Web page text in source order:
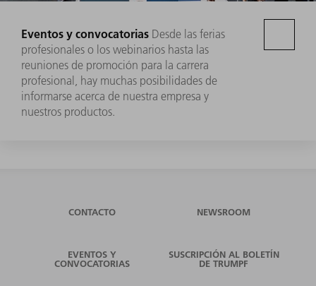
Eventos y convocatorias Desde las ferias
profesionales o los webinarios hasta las
reuniones de promoción para la carrera
profesional, hay muchas posibilidades de
informarse acerca de nuestra empresa y
nuestros productos.
CONTACTO NEWSROOM
EVENTOS Y
CONVOCATORIAS
SUSCRIPCIÓN AL BOLETÍN
DE TRUMPF